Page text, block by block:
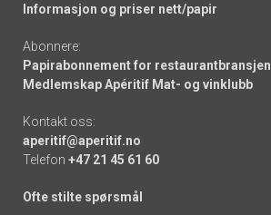
Informasjon og priser nett/papir
Abonnere:
Papirabonnement for restaurantbransjen
Medlemskap Apéritif Mat- og vinklubb
Kontakt oss:
aperitif@aperitif.no
Telefon +47 21 45 61 60
Ofte stilte spørsmål